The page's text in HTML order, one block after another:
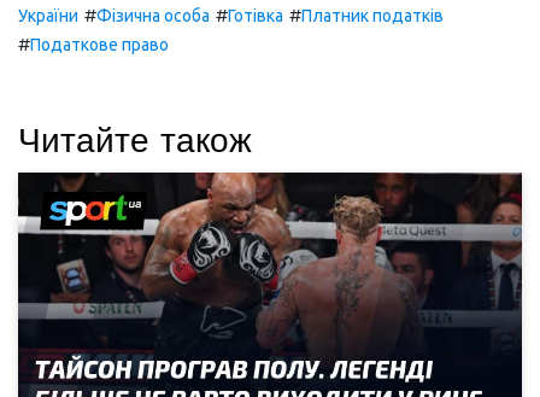
України #Фізична особа #Готівка #Платник податків
#Податкове право
Читайте також